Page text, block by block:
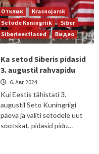
Отклик
Krasnojarsk
Setode Kuningriik
Siber
Siberieestlased
Видео
Ka setod Siberis pidasid
3. augustil rahvapidu
6. Авг 2024
Kui Eestis tähistati 3.
augustil Seto Kuningriigi
päeva ja valiti setodele uut
sootskat, pidasid pidu…